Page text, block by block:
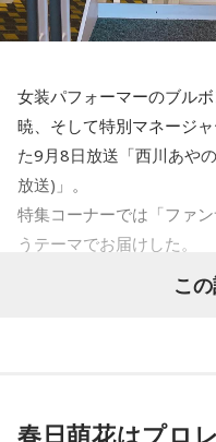
◎長生きしたいなら、息
◎結婚したいなら、まず
◎飛び散るので、もう一
◎便座のフタを開けてか
◎やられたらやり返す、
◎歩く時、右手と右足を一
よ。
◎最初はグー！でパーを出
◎美人は3日で飽きるとい
～？？
龍世「まず小さい頃から
りますし、やっぱり(人に)
いてもしっかりしなさい
事にしなさいというとこ
ていた。そういうところ
――プロとしての心構えと
龍世「だと思います。見
気づかせてもらいました」
女装パフォーマーのブル
暁、そして特別マネージ
た9月8日放送「西川あや
放送)」。
特集コーナーでは「ファ
うテーマでお届けした。
メディアへの露出が少な
こ
春日萌花はプロ